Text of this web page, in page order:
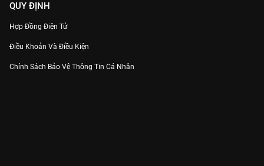
QUY ĐỊNH
Hợp Đồng Điện Tử
Điều Khoản Và Điều Kiện
Chính Sách Bảo Vệ Thông Tin Cá Nhân